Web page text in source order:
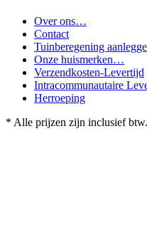
Over ons…
Contact
Tuinberegening
Onze huismerken…
Verzendkosten-Levertijd
Intracommunautaire
Herroeping
* Alle prijzen zijn inclusief